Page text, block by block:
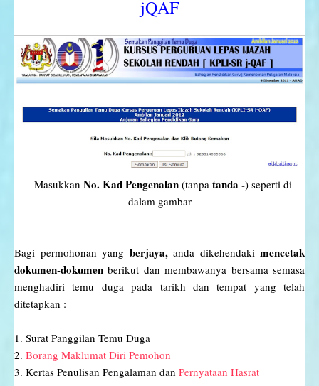
jQAF
Masukkan No. Kad Pengenalan(tanpa tanda -) seperti di
dalam gambar
Bagi permohonan yang berjaya, anda dikehendaki mencetak
dokumen-dokumen berikut dan membawanya bersama semasa
menghadiri temu duga pada tarikh dan tempat yang telah
ditetapkan :
1. Surat Panggilan Temu Duga
2. Borang Maklumat Diri Pemohon
3. Kertas Penulisan Pengalaman dan Pernyataan Hasrat